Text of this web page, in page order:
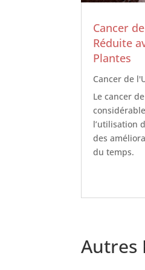
Cancer
Réduite
Plantes
Cancer de
Le cancer
l’utilisation
des
du temps.
Autres